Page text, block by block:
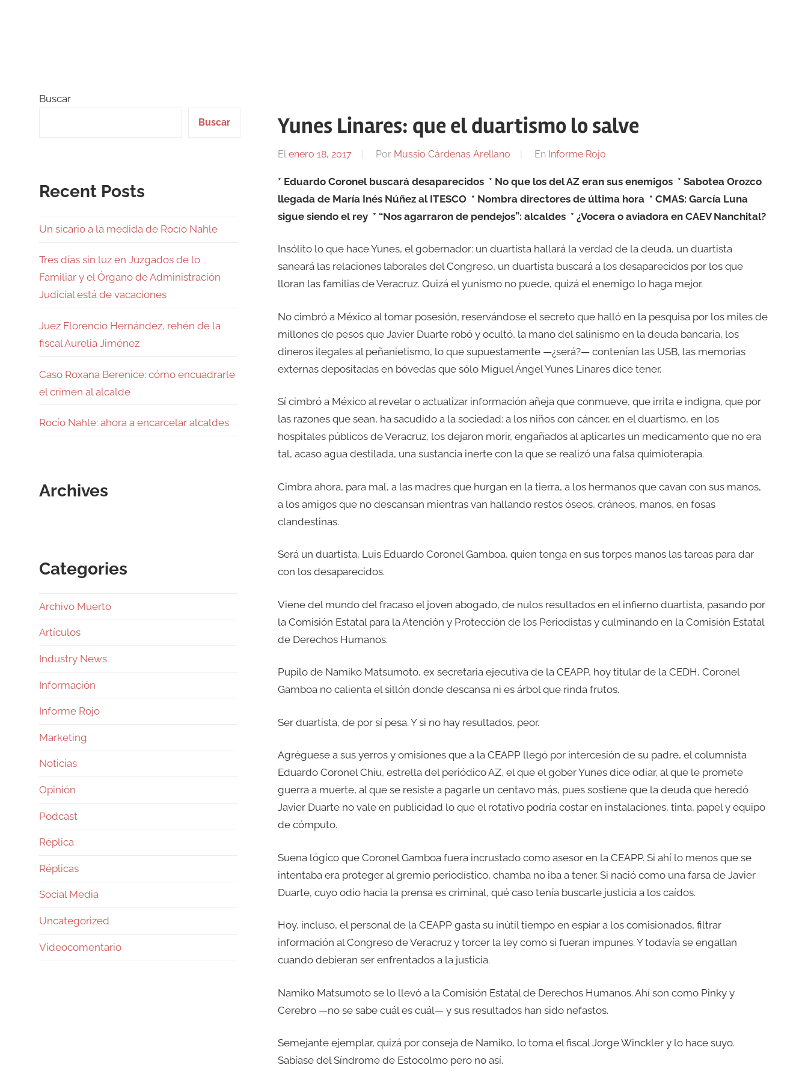
Yunes Linares: que el duartismo lo salve
El enero 18, 2017 Por Mussio Cárdenas Arellano En Informe Rojo
* Eduardo Coronel buscará desaparecidos * No que los del AZ eran sus enemigos * Sabotea Orozco
llegada de María Inés Núñez al ITESCO * Nombra directores de última hora * CMAS: García Luna
sigue siendo el rey * “Nos agarraron de pendejos”: alcaldes * ¿Vocera o aviadora en CAEV Nanchital?
Insólito lo que hace Yunes, el gobernador: un duartista hallará la verdad de la deuda, un duartista
saneará las relaciones laborales del Congreso, un duartista buscará a los desaparecidos por los que
lloran las familias de Veracruz. Quizá el yunismo no puede, quizá el enemigo lo haga mejor.
No cimbró a México al tomar posesión, reservándose el secreto que halló en la pesquisa por los miles de
millones de pesos que Javier Duarte robó y ocultó, la mano del salinismo en la deuda bancaria, los
dineros ilegales al peñanietismo, lo que supuestamente —¿será?— contenían las USB, las memorias
externas depositadas en bóvedas que sólo Miguel Ángel Yunes Linares dice tener.
Sí cimbró a México al revelar o actualizar información añeja que conmueve, que irrita e indigna, que por
las razones que sean, ha sacudido a la sociedad: a los niños con cáncer, en el duartismo, en los
hospitales públicos de Veracruz, los dejaron morir, engañados al aplicarles un medicamento que no era
tal, acaso agua destilada, una sustancia inerte con la que se realizó una falsa quimioterapia.
Cimbra ahora, para mal, a las madres que hurgan en la tierra, a los hermanos que cavan con sus manos,
a los amigos que no descansan mientras van hallando restos óseos, cráneos, manos, en fosas
clandestinas.
Será un duartista, Luis Eduardo Coronel Gamboa, quien tenga en sus torpes manos las tareas para dar
con los desaparecidos.
Viene del mundo del fracaso el joven abogado, de nulos resultados en el infierno duartista, pasando por
la Comisión Estatal para la Atención y Protección de los Periodistas y culminando en la Comisión Estatal
de Derechos Humanos.
Pupilo de Namiko Matsumoto, ex secretaria ejecutiva de la CEAPP, hoy titular de la CEDH, Coronel
Gamboa no calienta el sillón donde descansa ni es árbol que rinda frutos.
Ser duartista, de por sí pesa. Y si no hay resultados, peor.
Agréguese a sus yerros y omisiones que a la CEAPP llegó por intercesión de su padre, el columnista
Eduardo Coronel Chiu, estrella del periódico AZ, el que el gober Yunes dice odiar, al que le promete
guerra a muerte, al que se resiste a pagarle un centavo más, pues sostiene que la deuda que heredó
Javier Duarte no vale en publicidad lo que el rotativo podría costar en instalaciones, tinta, papel y equipo
de cómputo.
Suena lógico que Coronel Gamboa fuera incrustado como asesor en la CEAPP. Si ahí lo menos que se
intentaba era proteger al gremio periodístico, chamba no iba a tener. Si nació como una farsa de Javier
Duarte, cuyo odio hacia la prensa es criminal, qué caso tenía buscarle justicia a los caídos.
Hoy, incluso, el personal de la CEAPP gasta su inútil tiempo en espiar a los comisionados, filtrar
información al Congreso de Veracruz y torcer la ley como si fueran impunes. Y todavía se engallan
cuando debieran ser enfrentados a la justicia.
Namiko Matsumoto se lo llevó a la Comisión Estatal de Derechos Humanos. Ahí son como Pinky y
Cerebro —no se sabe cuál es cuál— y sus resultados han sido nefastos.
Semejante ejemplar, quizá por conseja de Namiko, lo toma el fiscal Jorge Winckler y lo hace suyo.
Sabíase del Síndrome de Estocolmo pero no así.
Buscar
Buscar
Recent Posts
Un sicario a la medida de Rocío Nahle
Tres días sin luz en Juzgados de lo
Familiar y el Órgano de Administración
Judicial está de vacaciones
Juez Florencio Hernández, rehén de la
fiscal Aurelia Jiménez
Caso Roxana Berenice: cómo encuadrarle
el crimen al alcalde
Rocío Nahle: ahora a encarcelar alcaldes
Archives
Categories
Archivo Muerto
Artículos
Industry News
Información
Informe Rojo
Marketing
Noticias
Opinión
Podcast
Réplica
Réplicas
Social Media
Uncategorized
Videocomentario